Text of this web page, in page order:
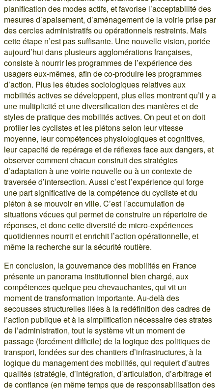
planification des modes actifs, et favorise l’acceptabilité des
mesures d’apaisement, d’aménagement de la voirie prise par
des cercles administratifs ou opérationnels restreints. Mais
cette étape n’est pas suffisante. Une nouvelle vision, portée
aujourd’hui dans plusieurs agglomérations françaises,
consiste à nourrir les programmes de l’expérience des
usagers eux-mêmes, afin de co-produire les programmes
d’action. Plus les études sociologiques relatives aux
mobilités actives se développent, plus elles montrent qu’il y a
une multiplicité et une diversification des manières et de
styles de pratique des mobilités actives. On peut et on doit
profiler les cyclistes et les piétons selon leur vitesse
moyenne, leur compétences physiologiques et cognitives,
leur capacité de repérage et de réflexes face aux dangers, et
observer comment chacun construit des stratégies
d’adaptation à une voirie nouvelle ou à un contexte de
traversée d’intersection. Aussi c’est l’expérience qui forge
une part significative de la compétence du cycliste et du
piéton à se mouvoir en ville. C’est l’accumulation de
situations vécues qui permet de construire un répertoire de
réponses, et donc cette diversité de micro-expériences
quotidiennes nourrit et enrichit l’action opérationnelle, et
même la recherche sur la sécurité routière.
En conclusion, la gouvernance des mobilités en France
présente un panorama institutionnel bien chargé, aux
compétences quelque peu chevauchantes, qui vit un
moment de transformation importante. Au-delà des
secousses structurelles liées à la redéfinition des cadres de
l’action publique et à la simplification nécessaire des strates
de l’administration, tout le système vit un moment de
passage (forcément difficile) de la logique des politiques de
transport, fondées sur des chantiers d’infrastructures, à la
logique du management des mobilités, qui requiert d’autres
qualités (stratégie, d’intégration, d’articulation, d’arbitrage et
de confiance (en même temps que de responsabilisation des